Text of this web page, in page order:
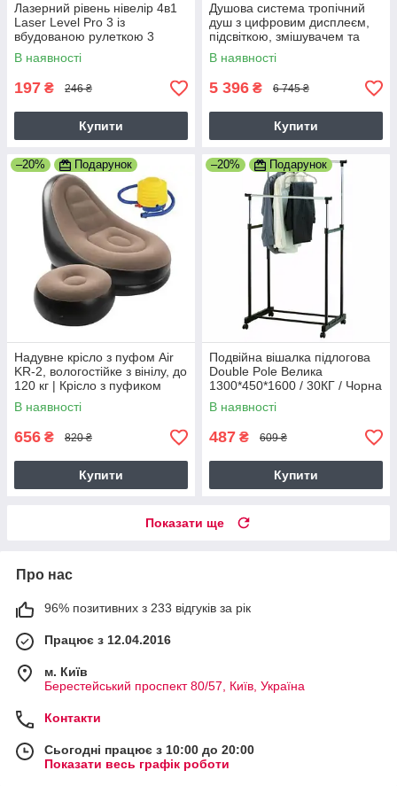
Лазерний рівень нівелір 4в1
Laser Level Pro 3 із
вбудованою рулеткою 3
метри
В наявності
197 ₴ 246 ₴
Купити
Душова система тропічний
душ з цифровим дисплеєм,
підсвіткою, змішувачем та
гігієнічним душем 9008A
XWY-1
В наявності
5 396 ₴ 6 745 ₴
Купити
–20% Подарунок
Надувне крісло з пуфом Air
KR-2, вологостійке з вінілу, до
120 кг | Крісло з пуфиком
Сірий
В наявності
656 ₴ 820 ₴
Купити
–20% Подарунок
Подвійна вішалка підлогова
Double Pole Велика
1300*450*1600 / 30КГ / Чорна
В наявності
487 ₴ 609 ₴
Купити
Показати ще
Про нас
96% позитивних з 233 відгуків за рік
Працює з 12.04.2016
м. Київ
Берестейський проспект 80/57, Київ, Україна
Контакти
Сьогодні працює з 10:00 до 20:00
Показати весь графік роботи